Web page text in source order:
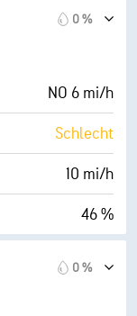
0 %
NO 6 mi/h
Schlecht
10 mi/h
46 %
0 %